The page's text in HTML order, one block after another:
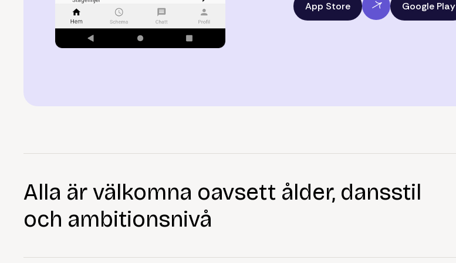
App Store Google Play
Alla är välkomna oavsett ålder, dansstil
och ambitionsnivå